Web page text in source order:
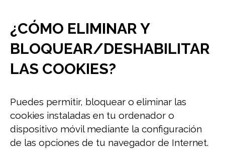
¿CÓMO ELIMINAR Y
BLOQUEAR/DESHABILITAR
LAS COOKIES?
Puedes permitir, bloquear o eliminar las
cookies instaladas en tu ordenador o
dispositivo móvil mediante la configuración
de las opciones de tu navegador de Internet.